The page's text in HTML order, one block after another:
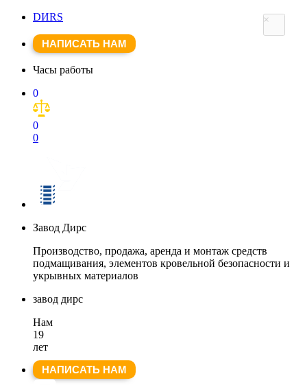
DИRS
НАПИСАТЬ НАМ
Часы работы
0
0
0
Завод Дирс
Производство, продажа, аренда и монтаж средств
подмащивания, элементов кровельной безопасности и
укрывных материалов
завод дирс
Нам
19
лет
НАПИСАТЬ НАМ
×